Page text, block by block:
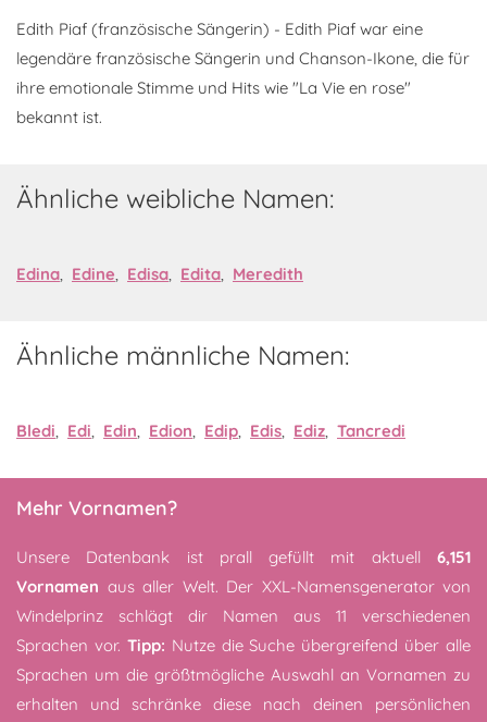
Edith Piaf (französische Sängerin) - Edith Piaf war eine
legendäre französische Sängerin und Chanson-Ikone, die für
ihre emotionale Stimme und Hits wie "La Vie en rose"
bekannt ist.
Ähnliche weibliche Namen:
Edina, Edine, Edisa, Edita, Meredith
Ähnliche männliche Namen:
Bledi, Edi, Edin, Edion, Edip, Edis, Ediz, Tancredi
Mehr Vornamen?
Unsere Datenbank ist prall gefüllt mit aktuell 6,151
Vornamen aus aller Welt. Der XXL-Namensgenerator von
Windelprinz schlägt dir Namen aus 11 verschiedenen
Sprachen vor. Tipp: Nutze die Suche übergreifend über alle
Sprachen um die größtmögliche Auswahl an Vornamen zu
erhalten und schränke diese nach deinen persönlichen